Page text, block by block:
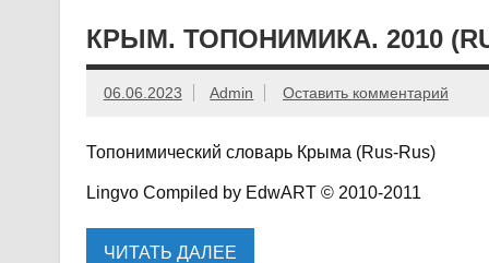
КРЫМ. ТОПОНИМИКА. 2010
06.06.2023 Admin Оставить комментарий
Топонимический словарь Крыма (Rus-Rus)
Lingvo Compiled by EdwART © 2010-2011
ЧИТАТЬ ДАЛЕЕ